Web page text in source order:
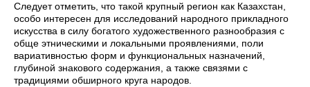
Следует отметить, что такой крупный регион как Казахстан,
особо интересен для исследований народного прикладного
искусства в силу богатого художественного разнообразия с
обще этническими и локальными проявлениями, поли
вариативностью форм и функциональных назначений,
глубиной знакового содержания, а также связями с
традициями обширного круга народов.